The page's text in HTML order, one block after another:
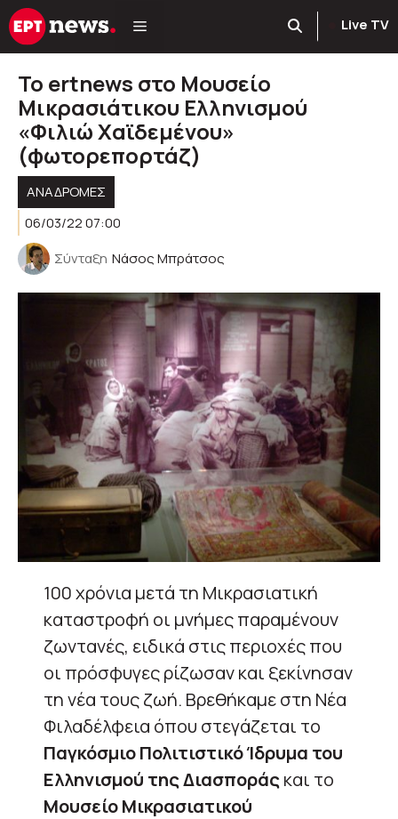
Μετάβαση
σε
Live TV
Το ertnews στο Μουσείο
Μικρασιάτικου Ελληνισμού
«Φιλιώ Χαϊδεμένου»
(φωτορεπορτάζ)
ΑΝΑΔΡΟΜΈΣ
06/03/22 07:00
Σύνταξη Νάσος Μπράτσος
100 χρόνια μετά τη Μικρασιατική
καταστροφή οι μνήμες παραμένουν
ζωντανές, ειδικά στις περιοχές που
οι πρόσφυγες ρίζωσαν και ξεκίνησαν
τη νέα τους ζωή. Βρεθήκαμε στη Νέα
Φιλαδέλφεια όπου στεγάζεται το
Παγκόσμιο Πολιτιστικό Ίδρυμα του
Ελληνισμού της Διασποράςκαι το
Μουσείο Μικρασιατικού